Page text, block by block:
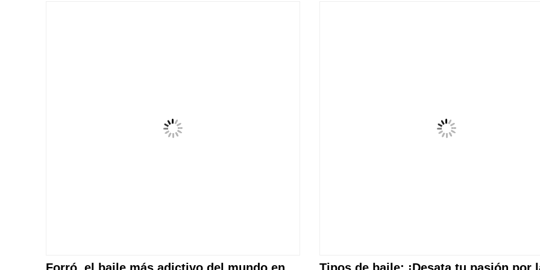
Forró, el baile más adictivo del mundo en Tipos de baile: ¡Desata tu pasión por